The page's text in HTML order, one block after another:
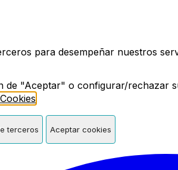
para desempeñar nuestros
de "Aceptar" o configurar/
terceros Aceptar cookies
de Madrid